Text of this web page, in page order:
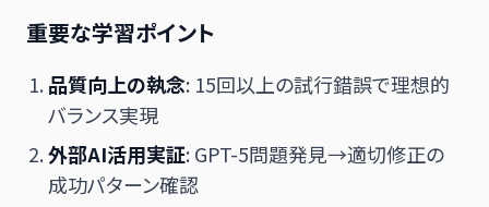
重要な学習ポイント
品質向上の執念: 15回以上の試行錯誤で理想的
バランス実現
外部AI活用実証: GPT-5問題発見→適切修正の
成功パターン確認